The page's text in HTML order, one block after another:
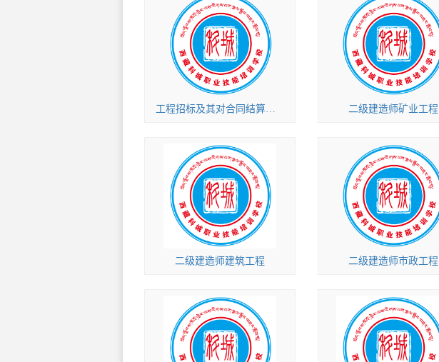
工程招标及其对合同结算的影响 二级建造师矿业工程
二级建造师建筑工程 二级建造师市政工程